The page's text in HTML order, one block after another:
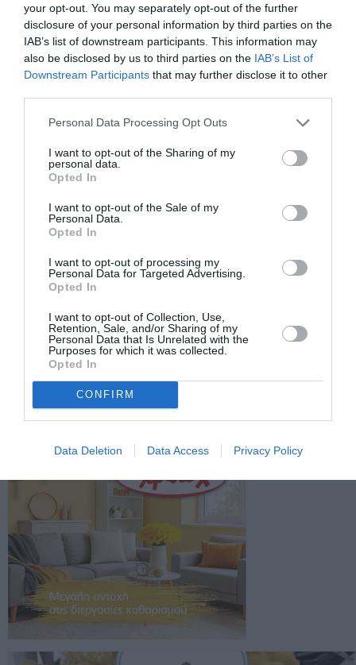
your opt-out. You may separately opt-out of the further
disclosure of your personal information by third parties on the
IAB’s list of downstream participants. This information may
also be disclosed by us to third parties on the IAB’s List of
Downstream Participants that may further disclose it to other
Personal Data Processing Opt Outs
I want to opt-out of the Sharing of my
personal data.
Opted In
I want to opt-out of the Sale of my
Personal Data.
Opted In
I want to opt-out of processing my
Personal Data for Targeted Advertising.
Opted In
I want to opt-out of Collection, Use,
Retention, Sale, and/or Sharing of my
Personal Data that Is Unrelated with the
Purposes for which it was collected.
Opted In
CONFIRM
Data Deletion Data Access Privacy Policy
Μιλάμε πάλι…
Κώστας Δεληγιάννης
Του Κώστα Δεληγιάννη
Facebook Twitter